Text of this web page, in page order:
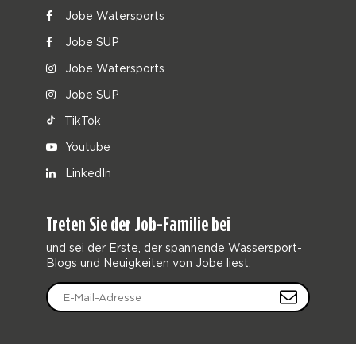
Jobe Watersports
Jobe SUP
Jobe Watersports
Jobe SUP
TikTok
Youtube
LinkedIn
Treten Sie der Job-Familie bei
und sei der Erste, der spannende Wassersport-
Blogs und Neuigkeiten von Jobe liest.